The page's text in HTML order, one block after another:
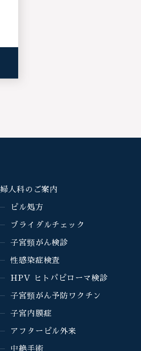
婦人科のご案内
ピル処方
ブライダルチェック
子宮頸がん検診
性感染症検査
HPV ヒトパピローマ検診
子宮頸がん予防ワクチン
子宮内膜症
アフターピル外来
中絶手術